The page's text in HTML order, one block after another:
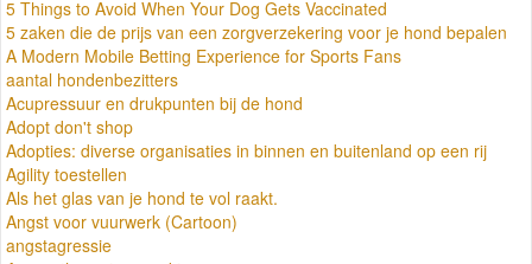
5 Things to Avoid When Your Dog Gets Vaccinated
5 zaken die de prijs van een zorgverzekering voor je hond bepalen
A Modern Mobile Betting Experience for Sports Fans
aantal hondenbezitters
Acupressuur en drukpunten bij de hond
Adopt don't shop
Adopties: diverse organisaties in binnen en buitenland op een rij
Agility toestellen
Als het glas van je hond te vol raakt.
Angst voor vuurwerk (Cartoon)
angstagressie